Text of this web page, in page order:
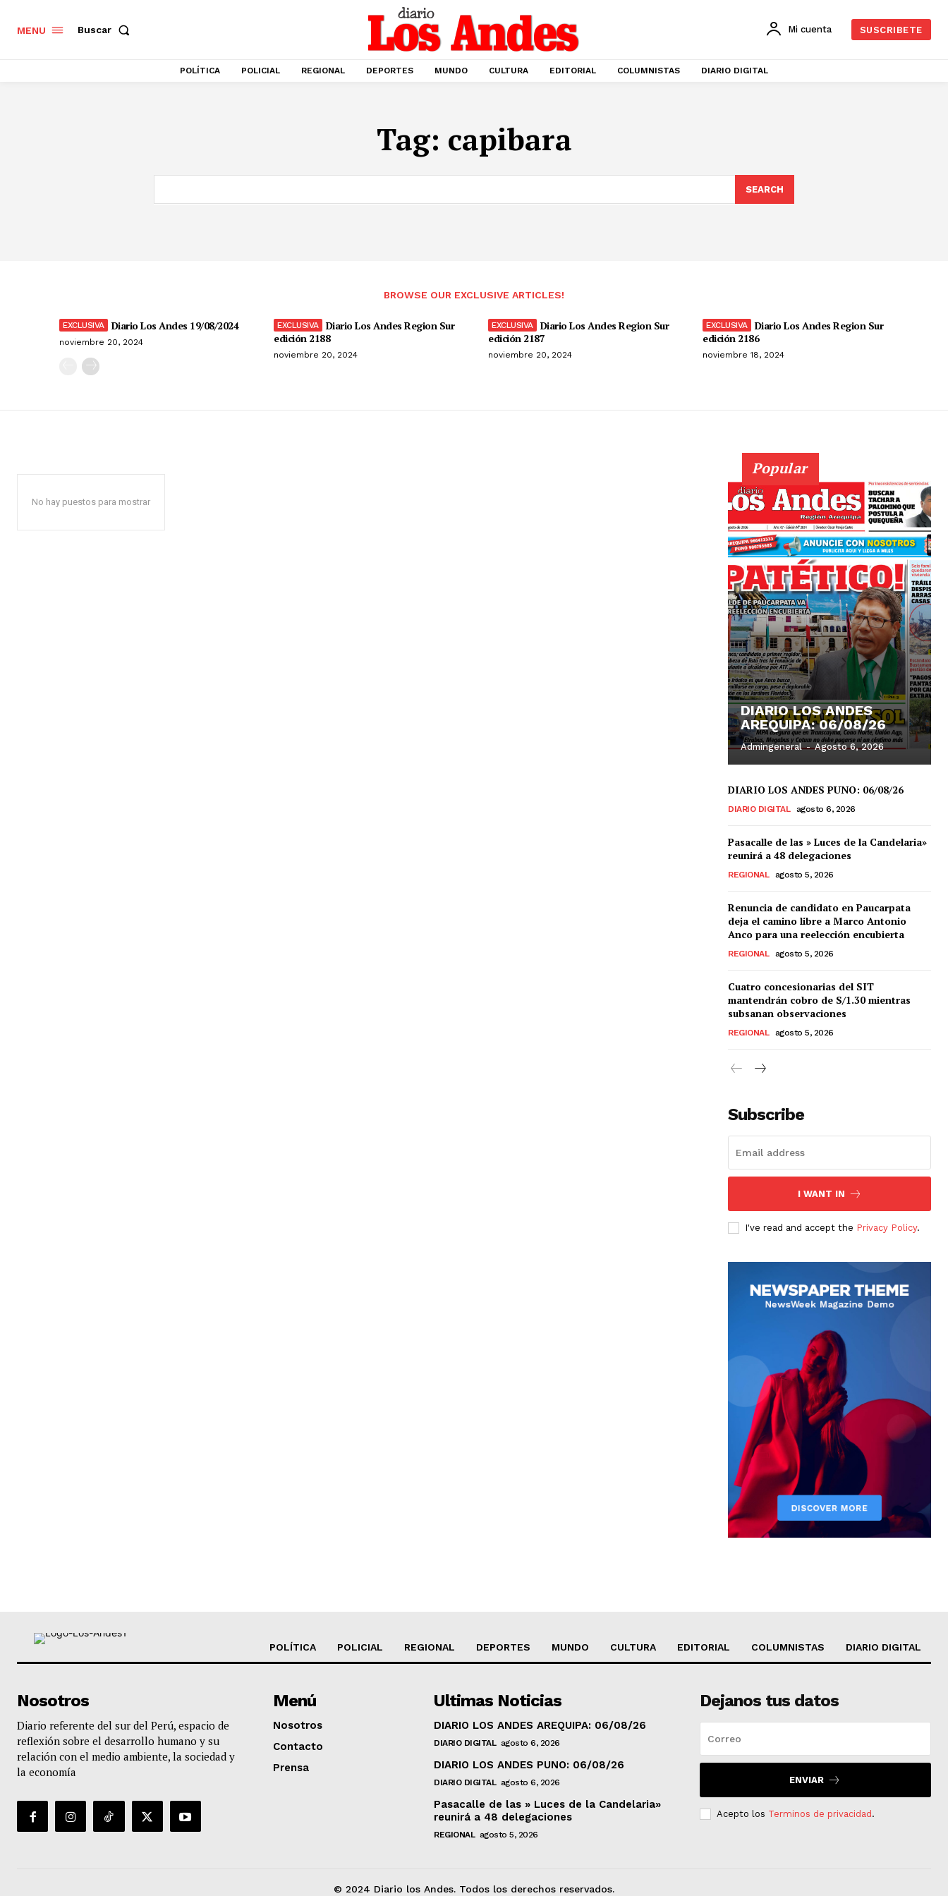
MENU Buscar Mi cuenta SUSCRIBETE
POLÍTICA POLICIAL REGIONAL DEPORTES MUNDO CULTURA EDITORIAL COLUMNISTAS DIARIO DIGITAL
Tag: capibara
SEARCH
BROWSE OUR EXCLUSIVE ARTICLES!
Diario Los Andes 19/08/2024
noviembre 20, 2024
Diario Los Andes Region Sur
edición 2188
noviembre 20, 2024
Diario Los Andes Region Sur
edición 2187
noviembre 20, 2024
Diario Los Andes Region Sur
edición 2186
noviembre 18, 2024
No hay puestos para mostrar
Popular
DIARIO LOS ANDES
AREQUIPA: 06/08/26
Admingeneral - Agosto 6, 2026
DIARIO LOS ANDES PUNO: 06/08/26
DIARIO DIGITAL agosto 6, 2026
Pasacalle de las » Luces de la Candelaria»
reunirá a 48 delegaciones
REGIONAL agosto 5, 2026
Renuncia de candidato en Paucarpata
deja el camino libre a Marco Antonio
Anco para una reelección encubierta
REGIONAL agosto 5, 2026
Cuatro concesionarias del SIT
mantendrán cobro de S/1.30 mientras
subsanan observaciones
REGIONAL agosto 5, 2026
Subscribe
I WANT IN
I've read and accept the Privacy Policy.
POLÍTICA POLICIAL REGIONAL DEPORTES MUNDO CULTURA EDITORIAL COLUMNISTAS DIARIO DIGITAL
Nosotros
Diario referente del sur del Perú, espacio de
reflexión sobre el desarrollo humano y su
relación con el medio ambiente, la sociedad y
la economía
Menú
Nosotros
Contacto
Prensa
Ultimas Noticias
DIARIO LOS ANDES AREQUIPA: 06/08/26
DIARIO DIGITAL agosto 6, 2026
DIARIO LOS ANDES PUNO: 06/08/26
DIARIO DIGITAL agosto 6, 2026
Pasacalle de las » Luces de la Candelaria»
reunirá a 48 delegaciones
REGIONAL agosto 5, 2026
Dejanos tus datos
ENVIAR
Acepto los Terminos de privacidad .
© 2024 Diario los Andes. Todos los derechos reservados.